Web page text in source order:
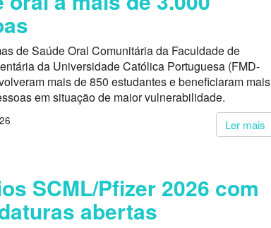
de Saúde Oral Comunitária da Faculdade de
da Universidade Católica Portuguesa (FMD-
mais de 850 estudantes e beneficiaram mais
em situação de maior vulnerabilidade.
Ler mais
SCML/Pfizer 2026 com
abertas